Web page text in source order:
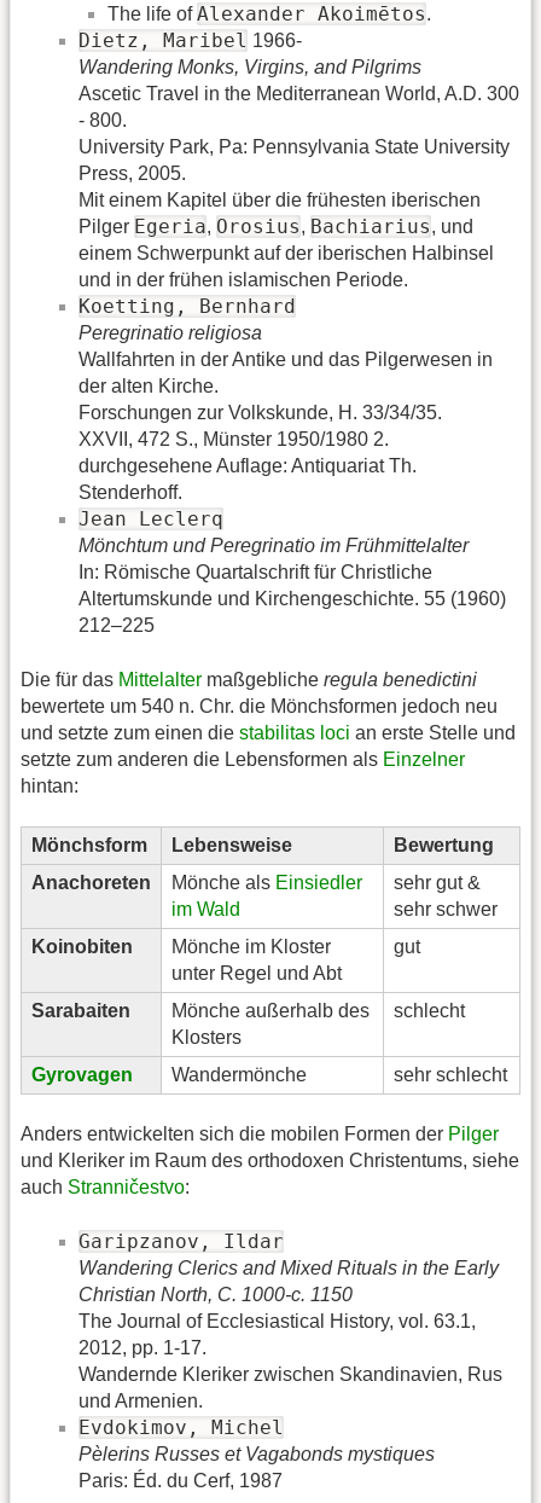
The life ofAlexander Akoimētos.
Dietz, Maribel 1966-
Wandering Monks, Virgins, and Pilgrims
Ascetic Travel in the Mediterranean World, A.D. 300
- 800.
University Park, Pa: Pennsylvania State University
Press, 2005.
Mit einem Kapitel über die frühesten iberischen
Pilger Egeria, Orosius, Bachiarius, und
einem Schwerpunkt auf der iberischen Halbinsel
und in der frühen islamischen Periode.
Koetting, Bernhard
Peregrinatio religiosa
Wallfahrten in der Antike und das Pilgerwesen in
der alten Kirche.
Forschungen zur Volkskunde, H. 33/34/35.
XXVII, 472 S., Münster 1950/1980 2.
durchgesehene Auflage: Antiquariat Th.
Stenderhoff.
Jean Leclerq
Mönchtum und Peregrinatio im Frühmittelalter
In: Römische Quartalschrift für Christliche
Altertumskunde und Kirchengeschichte. 55 (1960)
212–225
Die für das Mittelalter maßgebliche regula benedictini
bewertete um 540 n. Chr. die Mönchsformen jedoch neu
und setzte zum einen die stabilitas loci an erste Stelle und
setzte zum anderen die Lebensformen als Einzelner
hintan:
Mönchsform Lebensweise
Bewertung
Anachoreten
Mönche als Einsiedler
im Wald
sehr gut &
sehr schwer
Koinobiten
Mönche im Kloster
unter Regel und Abt
gut
Sarabaiten
Mönche außerhalb des
Klosters
schlecht
Gyrovagen Wandermönche sehr schlecht
Anders entwickelten sich die mobilen Formen der Pilger
und Kleriker im Raum des orthodoxen Christentums, siehe
auch Stranničestvo:
Garipzanov, Ildar
Wandering Clerics and Mixed Rituals in the Early
Christian North, C. 1000-c. 1150
The Journal of Ecclesiastical History, vol. 63.1,
2012, pp. 1-17.
Wandernde Kleriker zwischen Skandinavien, Rus
und Armenien.
Evdokimov, Michel
Pèlerins Russes et Vagabonds mystiques
Paris: Éd. du Cerf, 1987